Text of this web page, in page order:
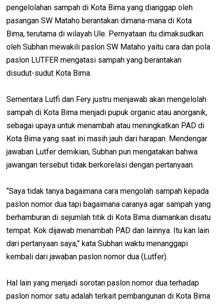
pengelolahan sampah di Kota Bima yang dianggap oleh
pasangan SW Mataho berantakan dimana-mana di Kota
Bima, terutama di wilayah Ule. Pernyataan itu dimaksudkan
oleh Subhan mewakili paslon SW Mataho yaitu cara dan pola
paslon LUTFER mengatasi sampah yang berantakan
disudut-sudut Kota Bima.
Sementara Lutfi dan Fery justru menjawab akan mengelolah
sampah di Kota Bima menjadi pupuk organic atau anorganik,
sebagai upaya untuk menambah atau meningkatkan PAD di
Kota Bima yang saat ini masih jauh dari harapan. Mendengar
jawaban Lutfer demikian, Subhan pun mengatakan bahwa
jawangan tersebut tidak berkorelasi dengan pertanyaan.
“Saya tidak tanya bagaimana cara mengolah sampah kepada
paslon nomor dua tapi bagaimana caranya agar sampah yang
berhamburan di sejumlah titik di Kota Bima diamankan disatu
tempat. Kok dijawab menambah PAD dan lainnya. Itu kan lain
dari pertanyaan saya,” kata Subhan waktu menanggapi
kembali dari jawaban paslon nomor dua (Lutfer).
Hal lain yang menjadi sorotan paslon nomor dua terhadap
paslon nomor satu adalah terkait pembangunan di Kota Bima